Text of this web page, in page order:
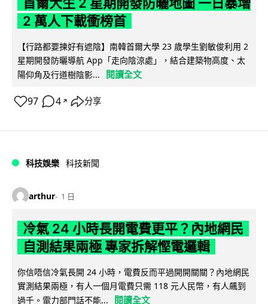
2 萬人下載衝榜首
【行路都要揀好有遮陰】南韓首爾大學 23 歲學生劉敏俊利用 2
星期開發防曬導航 App「走向陰涼處」，結合建築物高度、太
陽仰角及行道樹陰影...
閱讀全文
97 4 ↗ 分享
科技娛樂 科技新聞
arthur 1 日
冷氣 24 小時長開電費更平？內地網民
自測結果兩極 專家拆解慳電邏輯
你信唔信冷氣長開 24 小時，電費反而平過開開關關？內地網民
實測結果兩極，有人一個月電費只需 118 元人民幣，有人飆到
過千。電力部門話不能...
閱讀全文